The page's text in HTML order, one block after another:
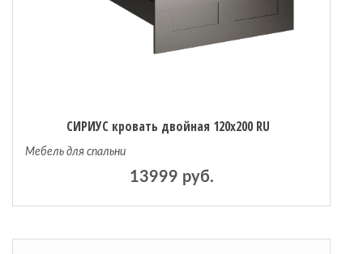
СИРИУС кровать двойная 120х200 RU
Мебель для спальни
13999 руб.